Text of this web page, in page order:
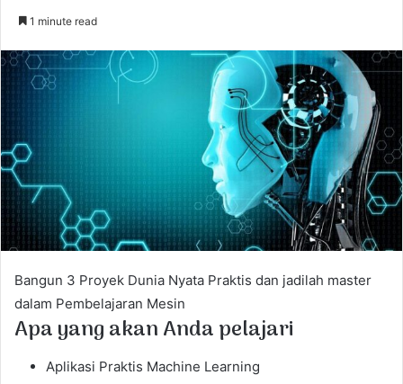
1 minute read
Bangun 3 Proyek Dunia Nyata Praktis dan jadilah master
dalam Pembelajaran Mesin
Apa yang akan Anda pelajari
Aplikasi Praktis Machine Learning